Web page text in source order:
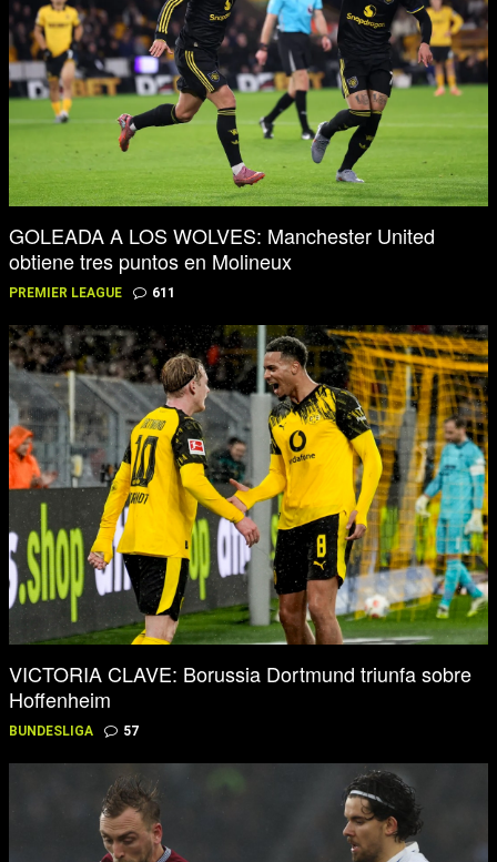
GOLEADA A LOS WOLVES: Manchester United
obtiene tres puntos en Molineux
PREMIER LEAGUE 611
VICTORIA CLAVE: Borussia Dortmund triunfa sobre
Hoffenheim
BUNDESLIGA 57